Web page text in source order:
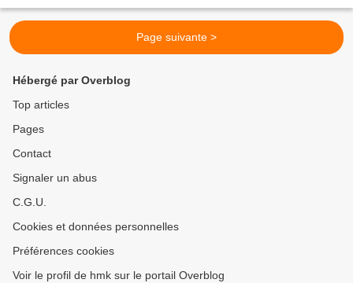
Page suivante >
Hébergé par Overblog
Top articles
Pages
Contact
Signaler un abus
C.G.U.
Cookies et données personnelles
Préférences cookies
Voir le profil de hmk sur le portail Overblog